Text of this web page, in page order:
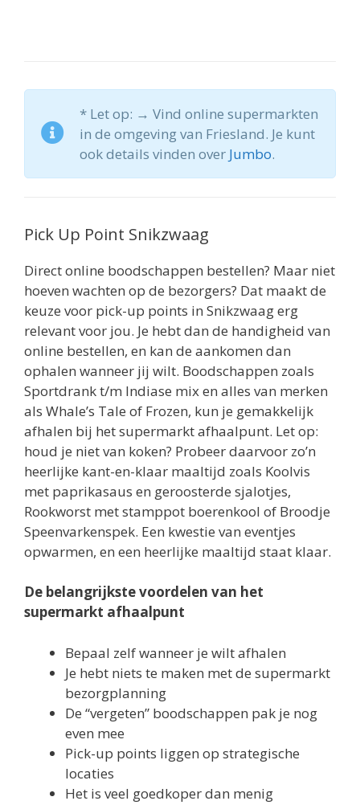
* Let op: → Vind online supermarkten
in de omgeving van Friesland. Je kunt
ook details vinden over Jumbo.
Pick Up Point Snikzwaag
Direct online boodschappen bestellen? Maar niet
hoeven wachten op de bezorgers? Dat maakt de
keuze voor pick-up points in Snikzwaag erg
relevant voor jou. Je hebt dan de handigheid van
online bestellen, en kan de aankomen dan
ophalen wanneer jij wilt. Boodschappen zoals
Sportdrank t/m Indiase mix en alles van merken
als Whale’s Tale of Frozen, kun je gemakkelijk
afhalen bij het supermarkt afhaalpunt. Let op:
houd je niet van koken? Probeer daarvoor zo’n
heerlijke kant-en-klaar maaltijd zoals Koolvis
met paprikasaus en geroosterde sjalotjes,
Rookworst met stamppot boerenkool of Broodje
Speenvarkenspek. Een kwestie van eventjes
opwarmen, en een heerlijke maaltijd staat klaar.
De belangrijkste voordelen van het
supermarkt afhaalpunt
Bepaal zelf wanneer je wilt afhalen
Je hebt niets te maken met de supermarkt
bezorgplanning
De “vergeten” boodschappen pak je nog
even mee
Pick-up points liggen op strategische
locaties
Het is veel goedkoper dan menig